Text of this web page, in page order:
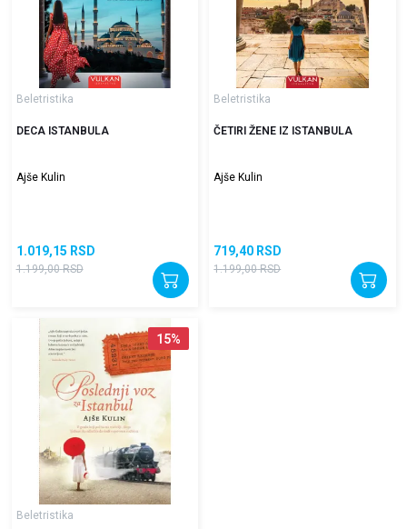
Beletristika
DECA ISTANBULA
Ajše Kulin
1.019,15 RSD
1.199,00 RSD
Beletristika
ČETIRI ŽENE IZ ISTANBULA
Ajše Kulin
719,40 RSD
1.199,00 RSD
15%
Beletristika